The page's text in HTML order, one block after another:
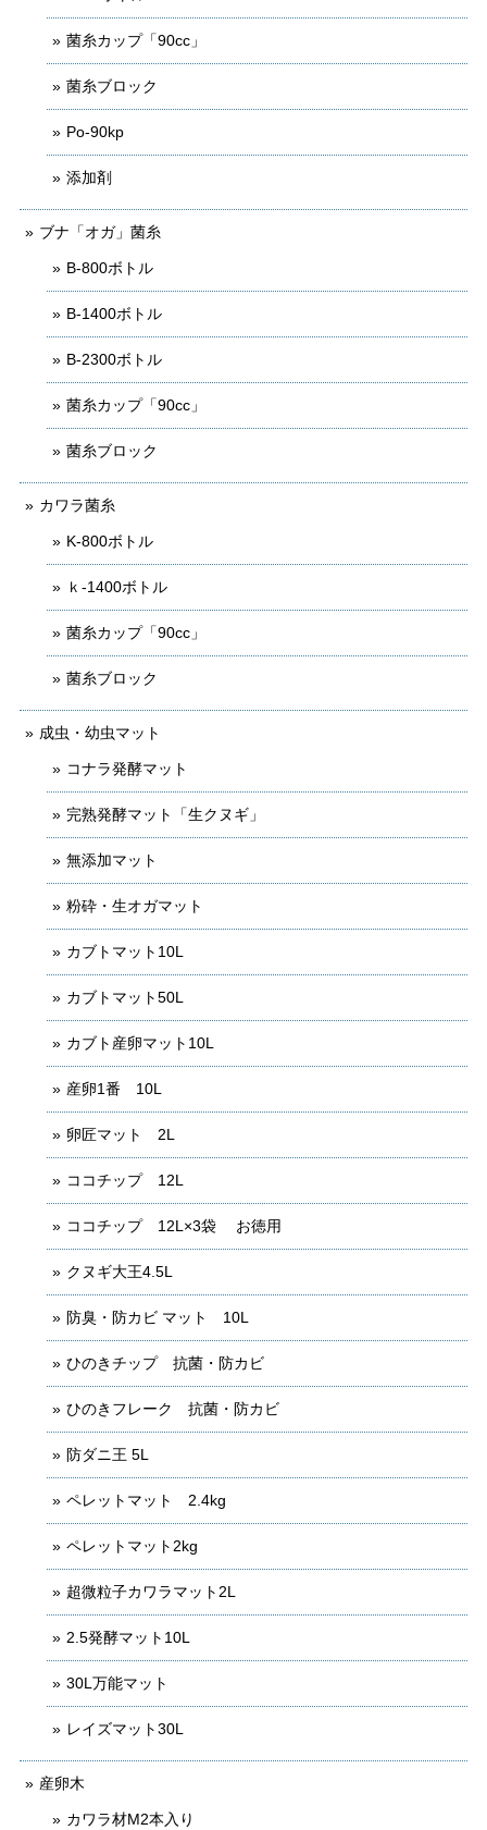
菌糸カップ「90cc」
菌糸ブロック
Po-90kp
添加剤
ブナ「オガ」菌糸
B-800ボトル
B-1400ボトル
B-2300ボトル
菌糸カップ「90cc」
菌糸ブロック
カワラ菌糸
K-800ボトル
ｋ-1400ボトル
菌糸カップ「90cc」
菌糸ブロック
成虫・幼虫マット
コナラ発酵マット
完熟発酵マット「生クヌギ」
無添加マット
粉砕・生オガマット
カブトマット10L
カブトマット50L
カブト産卵マット10L
産卵1番 10L
卵匠マット 2L
ココチップ 12L
ココチップ 12L×3袋 お徳用
クヌギ大王4.5L
防臭・防カビ マット 10L
ひのきチップ 抗菌・防カビ
ひのきフレーク 抗菌・防カビ
防ダニ王 5L
ペレットマット 2.4kg
ペレットマット2kg
超微粒子カワラマット2L
2.5発酵マット10L
30L万能マット
レイズマット30L
産卵木
カワラ材M2本入り